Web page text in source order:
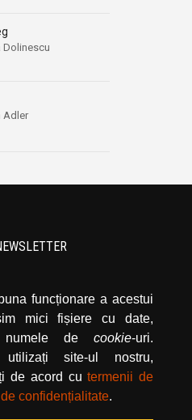
funcționare a acestui
mici fișiere cu date,
numele de cookie-uri.
site-ul nostru,
de acord cutermenii de
confidențialitate.
Dolinescu
Adler